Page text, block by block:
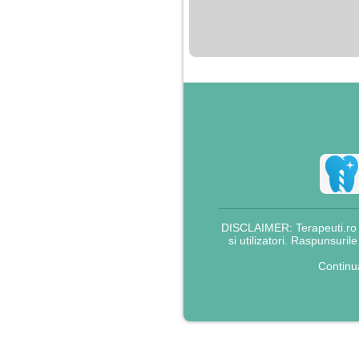
pentru bani.
DISCLAIMER:
si utilizatori.